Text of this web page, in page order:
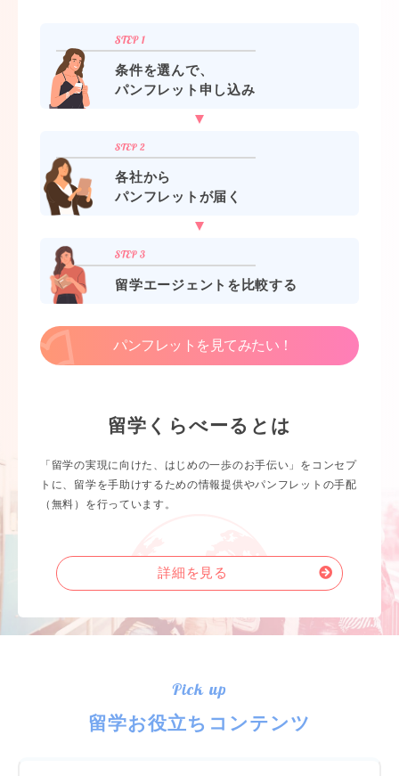
条件を選んで、
パンフレット申し込み
各社から
パンフレットが届く
留学エージェントを比較する
パンフレットを見てみたい！
留学くらべーるとは
「留学の実現に向けた、はじめの一歩のお手伝い」をコンセプ
トに、留学を手助けするための情報提供やパンフレットの手配
（無料）を行っています。
詳細を見る
Pick up
留学お役立ちコンテンツ